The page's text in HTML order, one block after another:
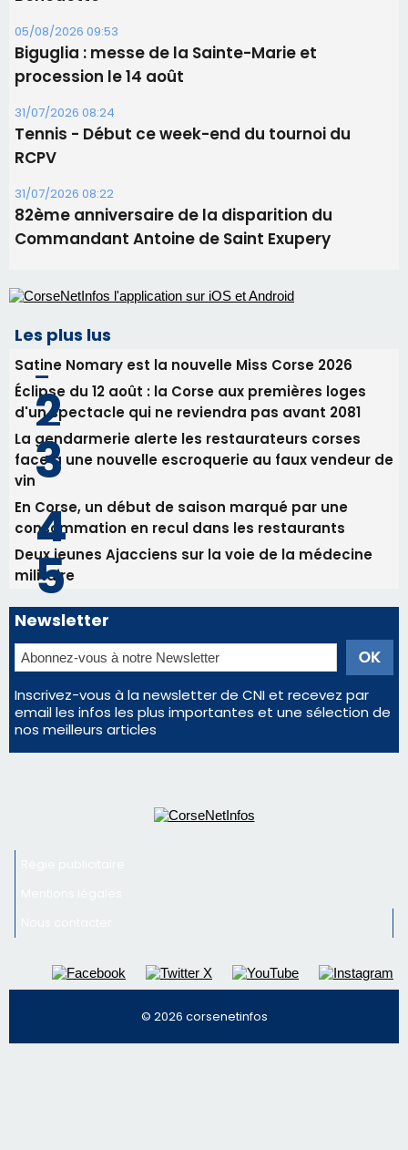
31/07/2026 08:22
82ème anniversaire de la disparition du
Commandant Antoine de Saint Exupery
Les plus lus
Satine Nomary est la nouvelle Miss Corse 2026
Éclipse du 12 août : la Corse aux premières loges
d'un spectacle qui ne reviendra pas avant 2081
face à une nouvelle escroquerie au faux vendeur de
En Corse, un début de saison marqué par une
consommation en recul dans les restaurants
Deux jeunes Ajacciens sur la voie de la médecine
militaire
Newsletter
Inscrivez-vous à la newsletter de CNI et recevez par
email les infos les plus importantes et une sélection de
nos meilleurs articles
Régie publicitaire
Mentions légales
Nous contacter